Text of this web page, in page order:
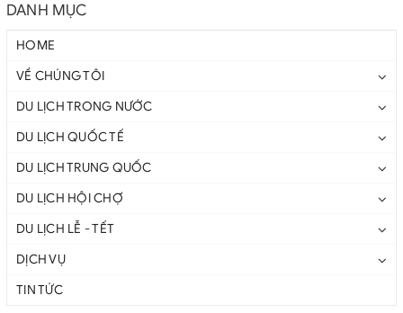
DANH MỤC
HOME
VỀ CHÚNG TÔI
DU LỊCH TRONG NƯỚC
DU LỊCH QUỐC TẾ
DU LỊCH TRUNG QUỐC
DU LỊCH HỘI CHỢ
DU LỊCH LỄ - TẾT
DỊCH VỤ
TIN TỨC